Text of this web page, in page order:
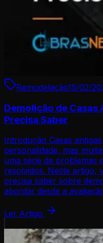
Remodelação15/02/
Demolição de Casas
Precisa Saber
Introdução Casas
personalidade, mas
uma série de problemas
resolvidos. Neste artigo,
precisa saber sobre
abordar desde a
Ler Artigo